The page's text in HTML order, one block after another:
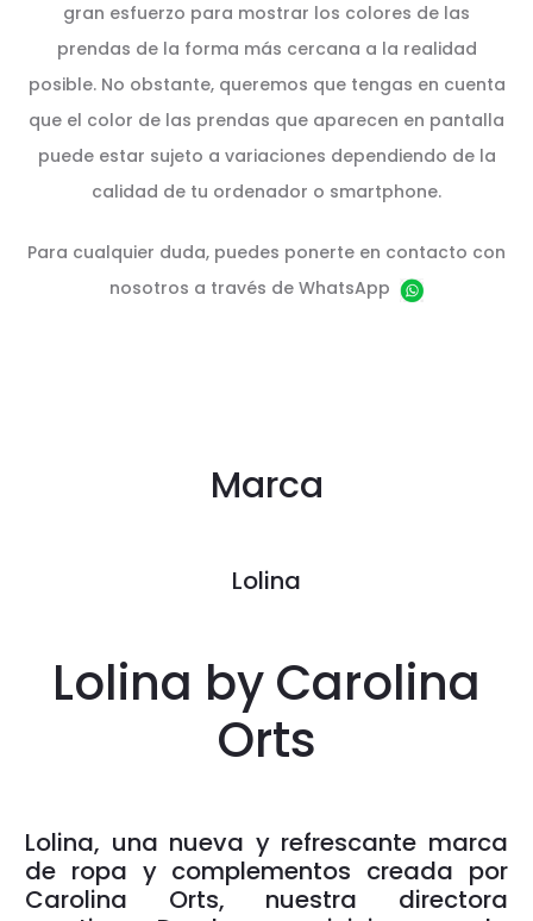
gran esfuerzo para mostrar los colores de las
prendas de la forma más cercana a la realidad
posible. No obstante, queremos que tengas en cuenta
que el color de las prendas que aparecen en pantalla
puede estar sujeto a variaciones dependiendo de la
calidad de tu ordenador o smartphone.
Para cualquier duda, puedes ponerte en contacto con
nosotros a través de WhatsApp
Marca
Lolina
Lolina by Carolina
Orts
Lolina, una nueva y refrescante marca
de ropa y complementos creada por
Carolina Orts, nuestra directora